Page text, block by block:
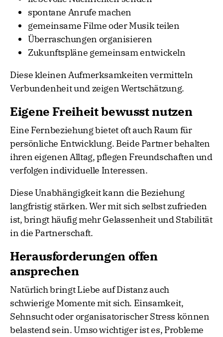
spontane Anrufe machen
gemeinsame Filme oder Musik teilen
Überraschungen organisieren
Zukunftspläne gemeinsam entwickeln
Diese kleinen Aufmerksamkeiten vermitteln
Verbundenheit und zeigen Wertschätzung.
Eigene Freiheit bewusst nutzen
Eine Fernbeziehung bietet oft auch Raum für
persönliche Entwicklung. Beide Partner behalten
ihren eigenen Alltag, pflegen Freundschaften und
verfolgen individuelle Interessen.
Diese Unabhängigkeit kann die Beziehung
langfristig stärken. Wer mit sich selbst zufrieden
ist, bringt häufig mehr Gelassenheit und Stabilität
in die Partnerschaft.
Herausforderungen offen
ansprechen
Natürlich bringt Liebe auf Distanz auch
schwierige Momente mit sich. Einsamkeit,
Sehnsucht oder organisatorischer Stress können
belastend sein. Umso wichtiger ist es, Probleme